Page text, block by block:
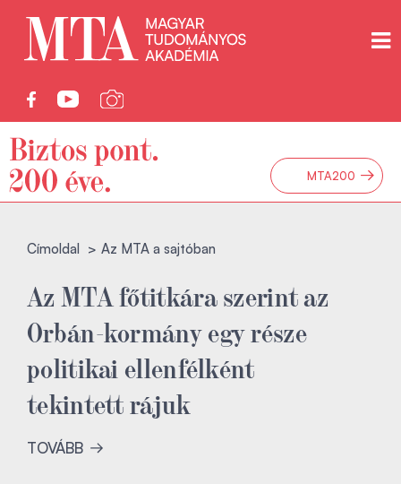
MTA200 →
Címoldal Az MTA a sajtóban
Az MTA főtitkára szerint az
Orbán-kormány egy része
politikai ellenfélként
tekintett rájuk
TOVÁBB